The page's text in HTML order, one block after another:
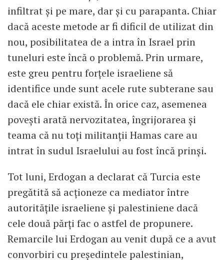
infiltrat și pe mare, dar și cu parapanta. Chiar
dacă aceste metode ar fi dificil de utilizat din
nou, posibilitatea de a intra în Israel prin
tuneluri este încă o problemă. Prin urmare,
este greu pentru forțele israeliene să
identifice unde sunt acele rute subterane sau
dacă ele chiar există. În orice caz, asemenea
povești arată nervozitatea, îngrijorarea și
teama că nu toți militanții Hamas care au
intrat în sudul Israelului au fost încă prinși.
Tot luni, Erdogan a declarat că Turcia este
pregătită să acționeze ca mediator între
autoritățile israeliene și palestiniene dacă
cele două părți fac o astfel de propunere.
Remarcile lui Erdogan au venit după ce a avut
convorbiri cu președintele palestinian,